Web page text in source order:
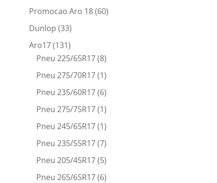
Promocao Aro 18(60)
Dunlop (33)
Aro17(131)
Pneu 225/65R17(8)
Pneu 275/70R17(1)
Pneu 235/60R17(6)
Pneu 275/75R17(1)
Pneu 245/65R17(1)
Pneu 235/55R17(7)
Pneu 205/45R17(5)
Pneu 265/65R17(6)